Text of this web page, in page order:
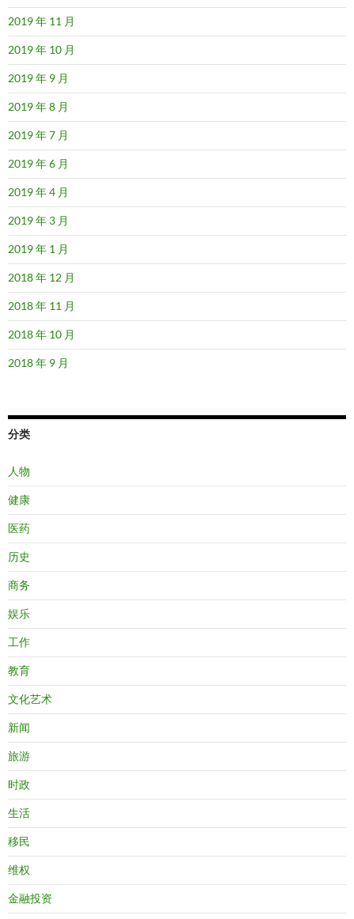
2019 年 11 月
2019 年 10 月
2019 年 9 月
2019 年 8 月
2019 年 7 月
2019 年 6 月
2019 年 4 月
2019 年 3 月
2019 年 1 月
2018 年 12 月
2018 年 11 月
2018 年 10 月
2018 年 9 月
分类
人物
健康
医药
历史
商务
娱乐
工作
教育
文化艺术
新闻
旅游
时政
生活
移民
维权
金融投资